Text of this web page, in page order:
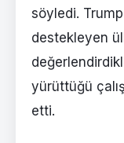
söyledi.
destekleyen
yürüttüğü
etti.